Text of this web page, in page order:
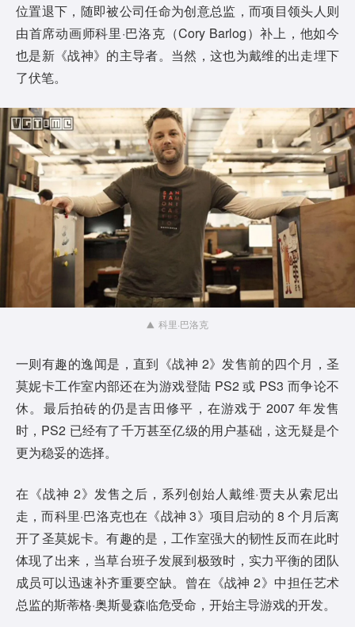
位置退下，随即被公司任命为创意总监，而项目领头人则
由首席动画师科里·巴洛克（Cory Barlog）补上，他如今
也是新《战神》的主导者。当然，这也为戴维的出走埋下
了伏笔。
科里·巴洛克
一则有趣的逸闻是，直到《战神 2》发售前的四个月，圣
莫妮卡工作室内部还在为游戏登陆 PS2 或 PS3 而争论不
休。最后拍砖的仍是吉田修平，在游戏于 2007 年发售
时，PS2 已经有了千万甚至亿级的用户基础，这无疑是个
更为稳妥的选择。
在《战神 2》发售之后，系列创始人戴维·贾夫从索尼出
走，而科里·巴洛克也在《战神 3》项目启动的 8 个月后离
开了圣莫妮卡。有趣的是，工作室强大的韧性反而在此时
体现了出来，当草台班子发展到极致时，实力平衡的团队
成员可以迅速补齐重要空缺。曾在《战神 2》中担任艺术
总监的斯蒂格·奥斯曼森临危受命，开始主导游戏的开发。